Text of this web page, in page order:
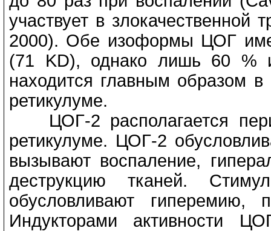
участвует в
2000). Обе изоформы ЦОГ
(71 KD), однако лишь 60 %
находится главным образом
ретикулуме.
ЦОГ-2 располагается
ретикулуме. ЦОГ-2
вызывают воспаление,
деструкцию тканей.
обусловливают гиперемию,
Индукторами активности